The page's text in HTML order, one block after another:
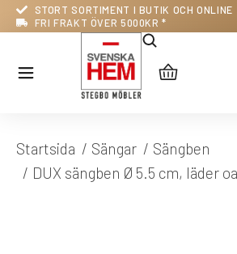
STORT SORTIMENT I BUTIK OCH ONLINE
FRI FRAKT ÖVER 5000KR *
Du är här:
Startsida Sängar
Sängben
DUX sängben Ø 5.5 cm, läder